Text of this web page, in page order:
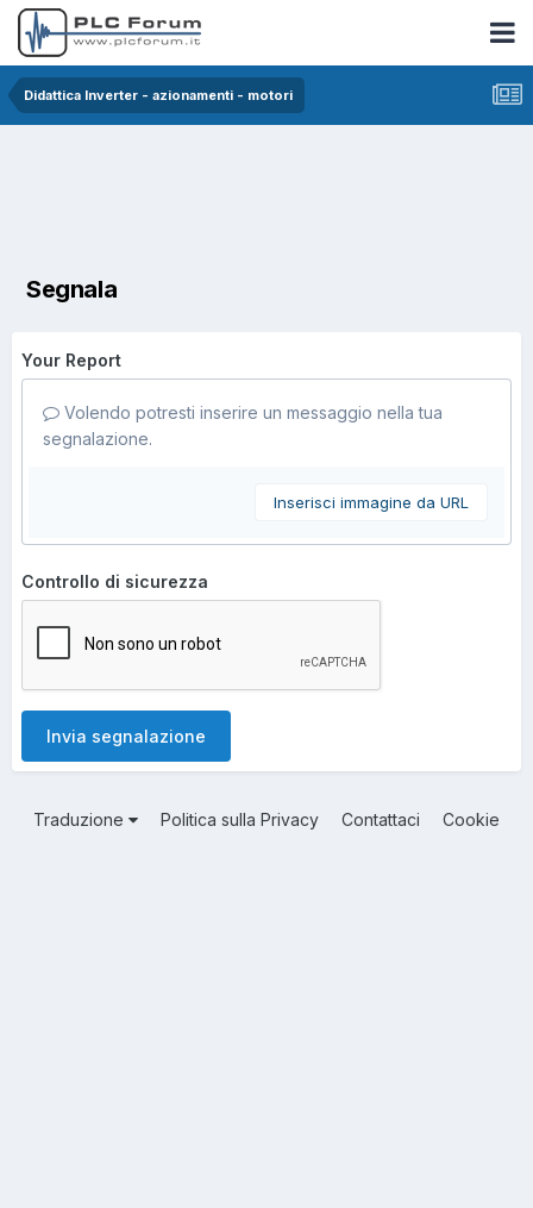
Didattica Inverter - azionamenti - motori
Segnala
Your Report
Volendo potresti inserire un messaggio nella tua
segnalazione.
Inserisci immagine da URL
Controllo di sicurezza
Invia segnalazione
Traduzione Politica sulla Privacy Contattaci Cookie